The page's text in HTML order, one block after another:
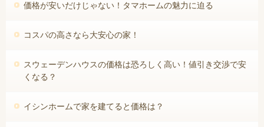
価格が安いだけじゃない！タマホームの魅力に迫る
コスパの高さなら大安心の家！
スウェーデンハウスの価格は恐ろしく高い！値引き交渉で安
くなる？
イシンホームで家を建てると価格は？